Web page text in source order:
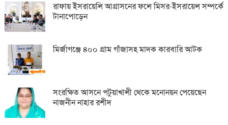
রাফায় ইসরায়েলি আগ্রাসনের ফলে মিসর-ইসরায়েল সম্পর্কে
টানাপোড়েন
মির্জাগঞ্জে ৪০০ গ্রাম গাঁজাসহ মাদক কারবারি আটক
সংরক্ষিত আসনে পটুয়াখালী থেকে মনোনয়ন পেয়েছেন
নাজনীন নাহার রশীদ